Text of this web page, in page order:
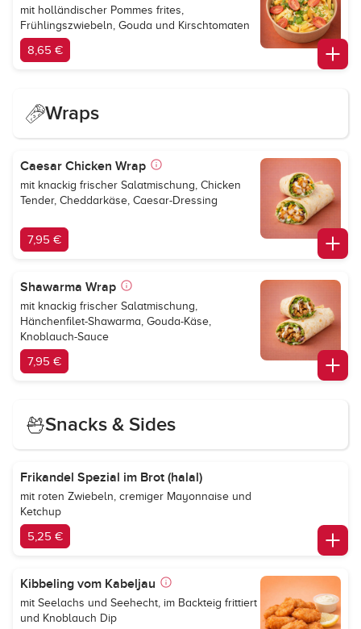
mit holländischer Pommes frites,
Frühlingszwiebeln, Gouda und Kirschtomaten
8,65 €
Wraps
Caesar Chicken Wrap
mit knackig frischer Salatmischung, Chicken
Tender, Cheddarkäse, Caesar-Dressing
7,95 €
Shawarma Wrap
mit knackig frischer Salatmischung,
Hänchenfilet-Shawarma, Gouda-Käse,
Knoblauch-Sauce
7,95 €
Snacks & Sides
Frikandel Spezial im Brot (halal)
mit roten Zwiebeln, cremiger Mayonnaise und
Ketchup
5,25 €
Kibbeling vom Kabeljau
mit Seelachs und Seehecht, im Backteig frittiert
und Knoblauch Dip